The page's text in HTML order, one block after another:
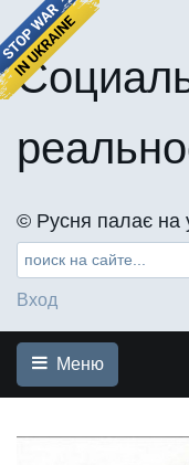
©️ Русня палає на
Вход
Меню